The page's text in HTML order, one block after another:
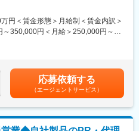
がお客様となる為、基本的に夜間に
ただきます。
を行っており、各エンジニアの負担
能です。
務
るサービスエンジニア職になりま
ンコール呼び出しを含み2～3件程
ステム・エックスレイフィルム自動
立上げ、定期点検、トラブルシュー
メインとなります。医療機関特有の
門へのフィードバック等、安心して
ご使用いただけるよう様々な側面か
円＜賃金形態＞月給制＜賃金内訳＞
～350,000円＜月給＞250,000円～
応募依頼する
（エージェントサービス）